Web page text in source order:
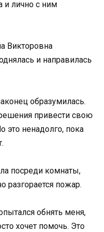
и лично с ним
Викторовна
и направилась
образумилась.
привести свою
это ненадолго, пока
посреди комнаты,
разгорается пожар.
обнять меня,
хочет помочь. Это